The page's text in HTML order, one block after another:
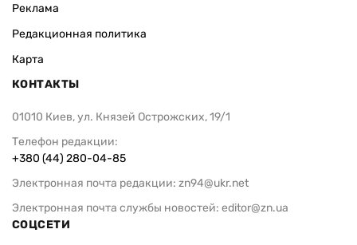
Реклама
Редакционная политика
Карта
КОНТАКТЫ
01010 Киев, ул. Князей Острожских, 19/1
Телефон редакции:
+380 (44) 280-04-85
Электронная почта редакции: zn94@ukr.net
Электронная почта службы новостей: editor@zn.ua
СОЦСЕТИ